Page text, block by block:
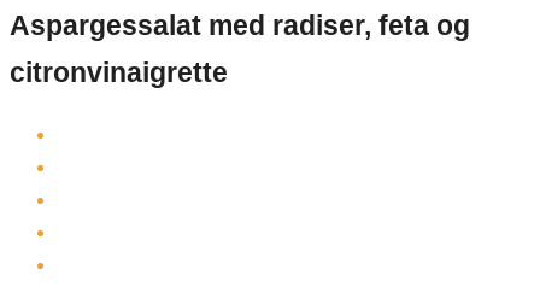
Aspargessalat med radiser, feta og
citronvinaigrette